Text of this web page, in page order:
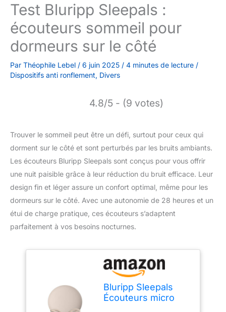
Test Bluripp Sleepals :
écouteurs sommeil pour
dormeurs sur le côté
Par Théophile Lebel / 6 juin 2025 / 4 minutes de lecture /
Dispositifs anti ronflement, Divers
4.8/5 - (9 votes)
Trouver le sommeil peut être un défi, surtout pour ceux qui
dorment sur le côté et sont perturbés par les bruits ambiants.
Les écouteurs Bluripp Sleepals sont conçus pour vous offrir
une nuit paisible grâce à leur réduction du bruit efficace. Leur
design fin et léger assure un confort optimal, même pour les
dormeurs sur le côté. Avec une autonomie de 28 heures et un
étui de charge pratique, ces écouteurs s’adaptent
parfaitement à vos besoins nocturnes.
Bluripp Sleepals
Écouteurs micro